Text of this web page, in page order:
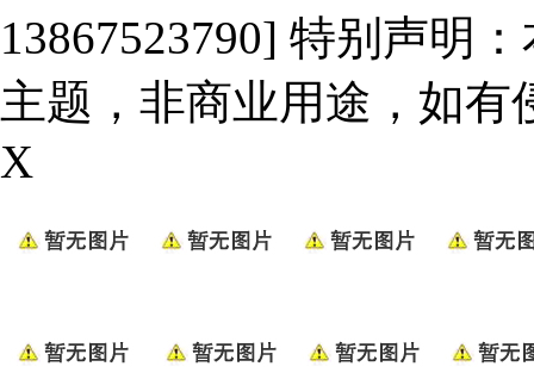
13867523790] 特别声明
主题，非商业用途，如有
X